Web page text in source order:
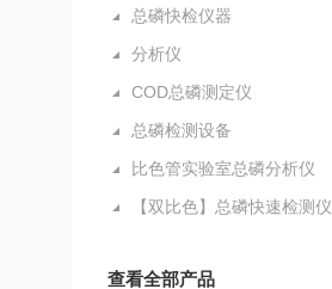
总磷快检仪器
分析仪
COD总磷测定仪
总磷检测设备
比色管实验室总磷分析仪
【双比色】总磷快速检测仪
查看全部产品